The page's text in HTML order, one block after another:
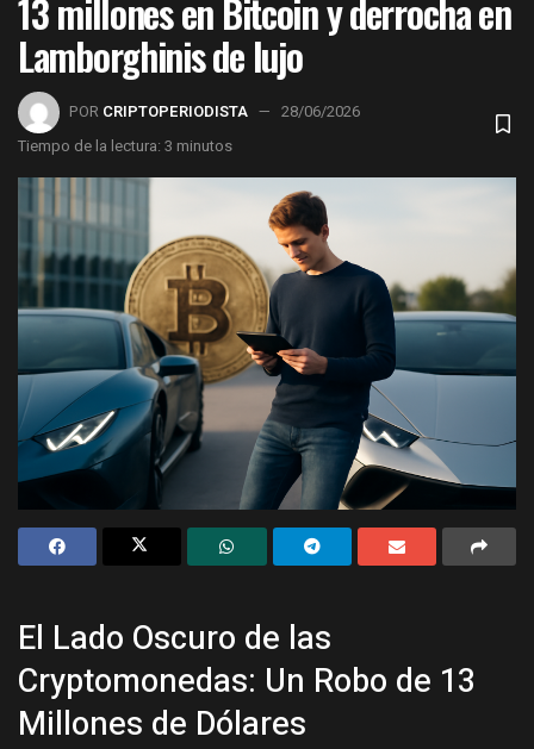
13 millones en Bitcoin y derrocha en
Lamborghinis de lujo
POR CRIPTOPERIODISTA
28/06/2026
Tiempo de la lectura: 3 minutos
El Lado Oscuro de las
Cryptomonedas: Un Robo de 13
Millones de Dólares